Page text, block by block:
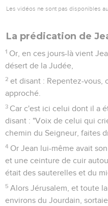
pierres, susciter des enfants
arbre donc qui ne produit
au feu.
11 Moi, je vous baptise d'eau
qui vient après moi est plus
pas digne de porter ses
Il a son van dans sa
aire et assemblera son
Le baptême de
Jésus vient de Galilée au
être baptisé par lui ;